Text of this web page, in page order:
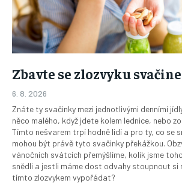
Zbavte se zlozvyku
6. 8. 2026
Znáte ty svačinky mezi jednotlivými denními
něco malého, když jdete kolem lednice, nebo
Tímto nešvarem trpí hodně lidí a pro ty, co se
mohou být právě tyto svačinky překážkou.
vánočních svátcích přemýšlíme, kolik jsme
snědli a jestli máme dost odvahy stoupnout si
tímto zlozvykem vypořádat?